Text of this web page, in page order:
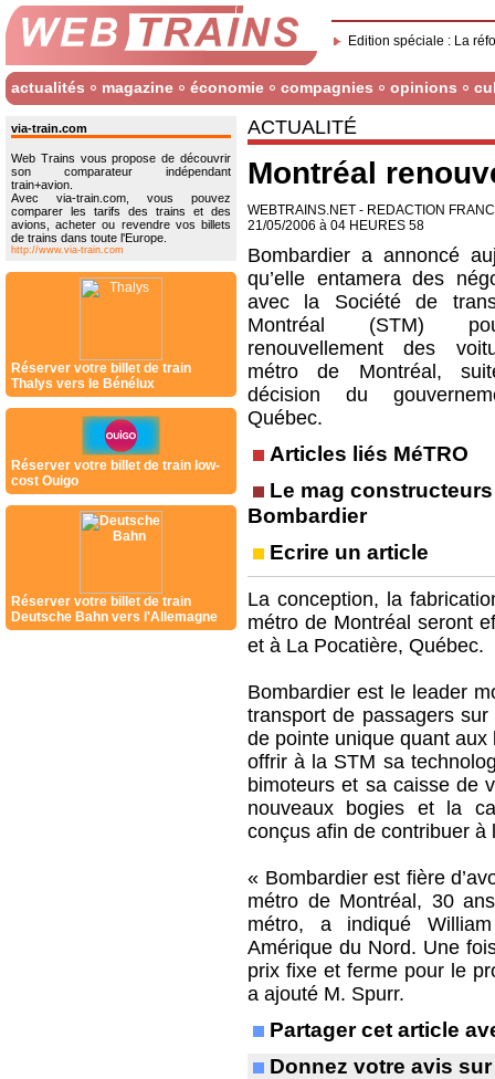
Edition spéciale : La
actualités magazine économie compagnies opinions
via-train.com
Web Trains vous propose de découvrir
son comparateur indépendant
train+avion.
Avec via-train.com, vous pouvez
comparer les tarifs des trains et des
avions, acheter ou revendre vos billets
de trains dans toute l'Europe.
http://www.via-train.com
Réserver votre billet de train
Thalys vers le Bénélux
Réserver votre billet de train low-
cost Ouigo
Réserver votre billet de train
Deutsche Bahn vers l'Allemagne
ACTUALITÉ
Montréal
WEBTRAINS.NET - REDACTION
21/05/2006 à 04 HEURES 58
Bombardier a annoncé
qu’elle entamera des
avec la Société de
Montréal (STM)
renouvellement des
métro de Montréal,
décision du
Québec.
Articles liés MéTRO
Le mag constructeurs
Bombardier
Ecrire un article
La conception, la
métro de Montréal seront
et à La Pocatière, Québec.
Bombardier est le leader
transport de passagers
de pointe unique quant
offrir à la STM sa
bimoteurs et sa caisse de
nouveaux bogies et la
conçus afin de contribuer à
« Bombardier est fière
métro de Montréal, 30
métro, a indiqué
Amérique du Nord. Une
prix fixe et ferme pour le
a ajouté M. Spurr.
Partager cet article
Donnez votre avis